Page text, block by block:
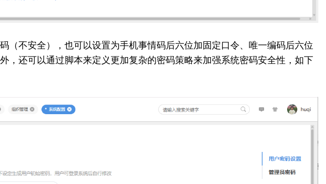
（不安全），也可以设置为手机事情码后六位加固定口令、唯一编码后六位
，还可以通过脚本来定义更加复杂的密码策略来加强系统密码安全性，如下